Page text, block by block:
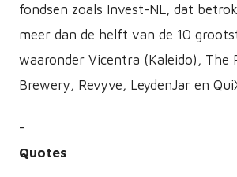
fondsen zoals Invest-NL, dat
meer dan de helft van de 10
waaronder Vicentra (Kaleido), The
Brewery, Revyve, LeydenJar en
-
Quotes